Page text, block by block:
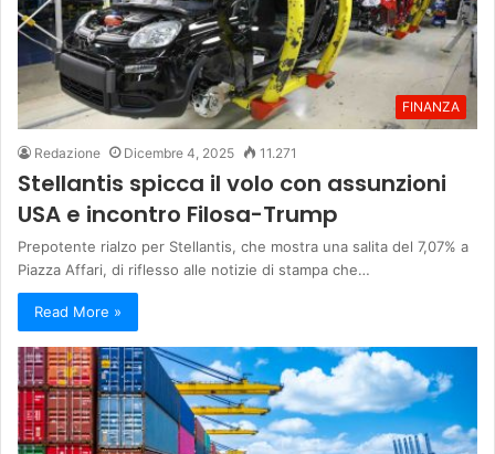
FINANZA
Redazione Dicembre 4, 2025 11.271
Stellantis spicca il volo con assunzioni
USA e incontro Filosa-Trump
Prepotente rialzo per Stellantis, che mostra una salita del 7,07% a
Piazza Affari, di riflesso alle notizie di stampa che…
Read More »